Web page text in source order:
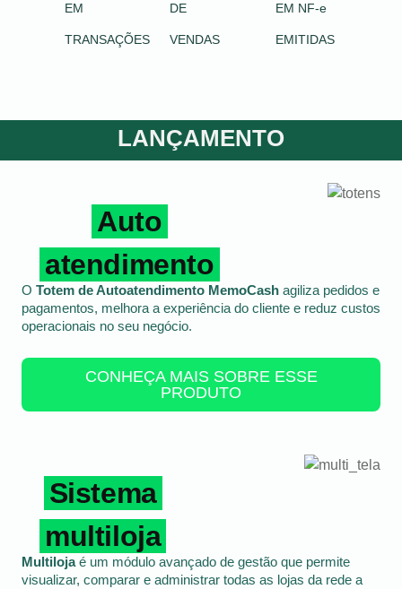
EM
TRANSAÇÕES
DE
VENDAS
EM NF-e
EMITIDAS
LANÇAMENTO
Auto
atendimento
O Totem de Autoatendimento MemoCash agiliza pedidos e
pagamentos, melhora a experiência do cliente e reduz custos
operacionais no seu negócio.
CONHEÇA MAIS SOBRE ESSE
PRODUTO
Sistema
multiloja
Multilojaé um módulo avançado de gestão que permite
visualizar, comparar e administrar todas as lojas da rede a